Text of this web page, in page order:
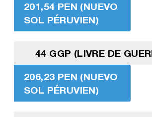
201,54 PEN (NUEVO
SOL PÉRUVIEN)
44 GGP (LIVRE DE
206,23 PEN (NUEVO
SOL PÉRUVIEN)